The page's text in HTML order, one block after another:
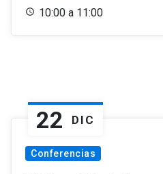
10:00 a 11:00
22 DIC
Conferencias